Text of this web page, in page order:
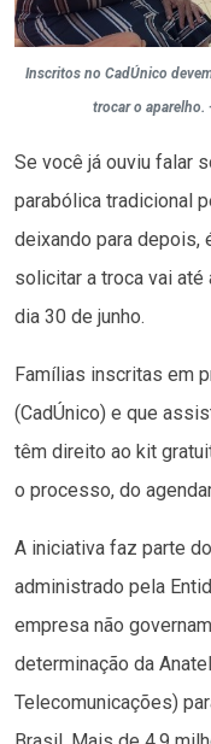
Inscritos no CadÚnico
trocar o aparelho.
Se você já ouviu falar
parabólica tradicional
deixando para depois,
solicitar a troca vai até
dia 30 de junho.
Famílias inscritas em
(CadÚnico) e que
têm direito ao kit
o processo, do
A iniciativa faz parte
administrado pela
empresa não
determinação da
Telecomunicações)